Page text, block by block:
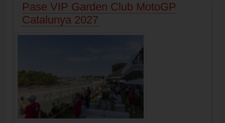
Pase VIP Garden Club MotoGP
Catalunya 2027